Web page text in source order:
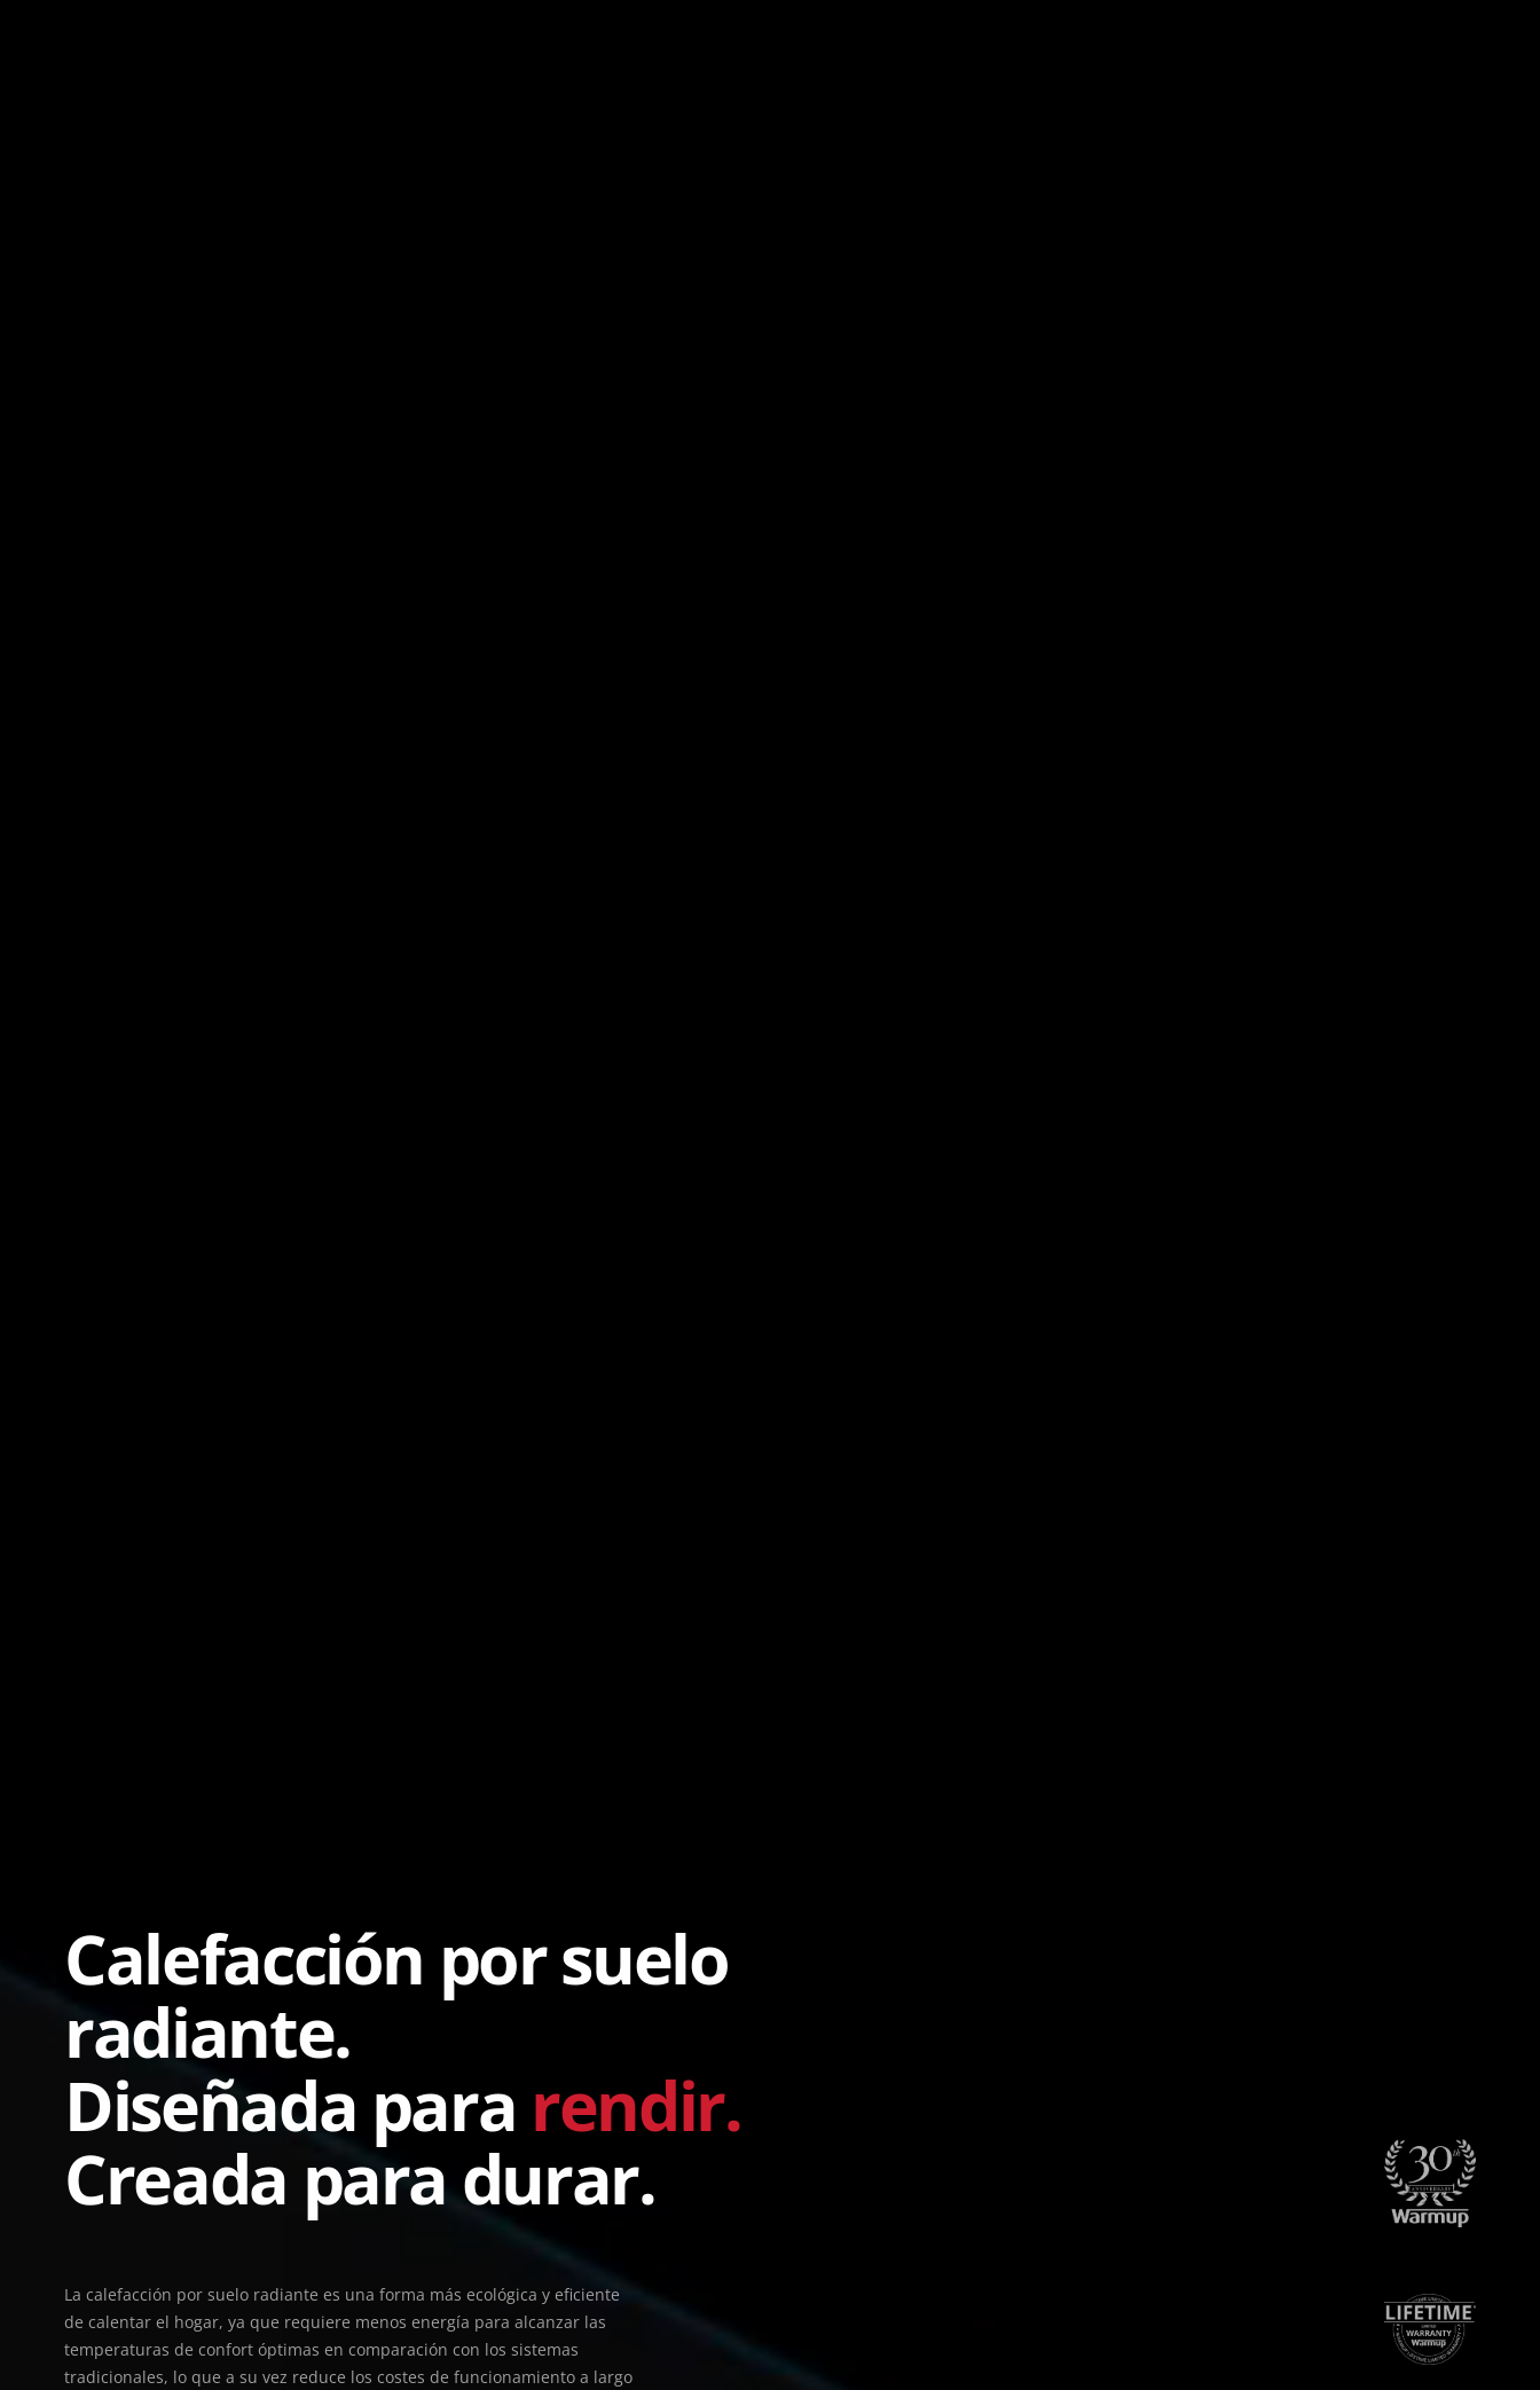
Calefacción por suelo
radiante.
Diseñada para rendir.
Creada para durar.
La calefacción por suelo radiante es una forma más ecológica y eficiente
de calentar el hogar, ya que requiere menos energía para alcanzar las
temperaturas de confort óptimas en comparación con los sistemas
tradicionales, lo que a su vez reduce los costes de funcionamiento a largo